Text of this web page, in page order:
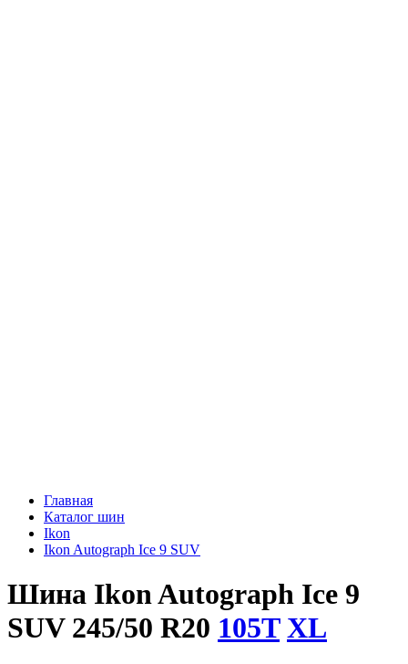
Главная
Каталог шин
Ikon
Ikon Autograph Ice 9 SUV
Шина Ikon Autograph Ice 9
SUV 245/50 R20 105T XL